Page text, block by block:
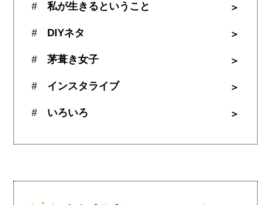
私が生きるということ
DIYネタ
茅葺き女子
インスタライブ
いろいろ